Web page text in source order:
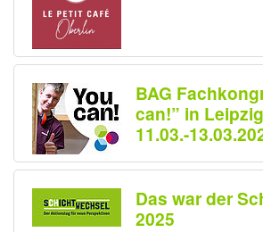
BAG
can!” in
11.03.-
Das war der
2025